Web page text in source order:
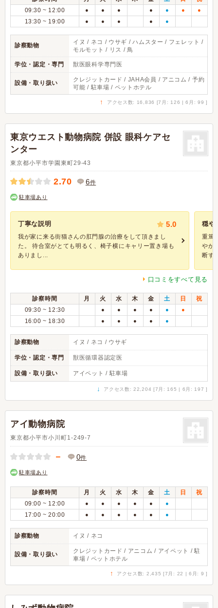
09:30 ~ 12:00
● ● ● ● ● ● ●
13:30 ~ 19:00 ● ● ● ● ●
診察動物
イヌ / ネコ / ウサギ / ハムスター / フェレット /
モルモット / リス / 鳥
学位・認定・専門 獣医眼科学専門医
設備・取り扱い
クレジットカード / JAHA会員 / アニコム / 予約
可能 / 駐車場 / ペットホテル
↑ アクセス数: 16,836 [7月: 126 | 6月: 99 ]
東京ウエスト動物病院 併設 眼科ケアセ
ンター
東京都小平市学園東町29-43
2.70 6件
駐車場あり
丁寧な説明 5.0
我が家に来る街猫さんの肛門腺の治療をして頂きまし
た。 待合室がとても明るく、椅子横にキャリー置き場も
ありまし...
穏や
重篤
やか
断す
口コミをすべて見る
診察時間 月 火 水 木 金 土 日
祝
09:30 ~ 12:30
● ● ● ● ● ●
16:00 ~ 18:30 ● ● ● ● ●
診察動物 イヌ / ネコ / ウサギ
学位・認定・専門 獣医循環器認定医
設備・取り扱い アイペット / 駐車場
↓ アクセス数: 22,204 [7月: 165 | 6月: 197 ]
アイ動物病院
東京都小平市小川町1-249-7
－ 0件
駐車場あり
診察時間 月 火 水 木 金 土 日
祝
09:00 ~ 12:00
● ● ● ● ● ●
17:00 ~ 20:00 ● ● ● ● ● ●
診察動物 イヌ / ネコ
設備・取り扱い
クレジットカード / アニコム / アイペット / 駐
車場 / ペットホテル
↑ アクセス数: 2,435 [7月: 22 | 6月: 9 ]